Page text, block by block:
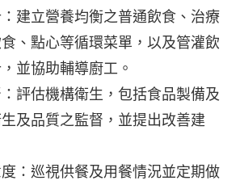
建立營養均衡之普通飲食、治療
、點心等循環菜單，以及管灌飲
並協助輔導廚工。
評估機構衛生，包括食品製備及
及品質之監督，並提出改善建
：巡視供餐及用餐情況並定期做